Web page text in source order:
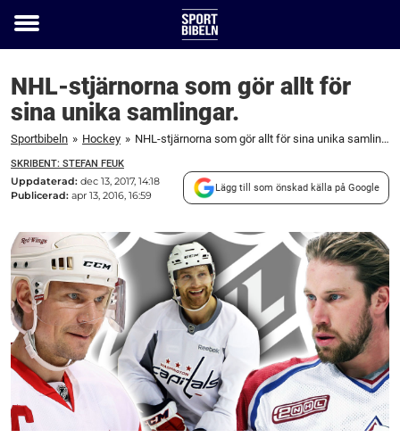
Toggle
NHL-stjärnorna som gör allt för
sina unika samlingar.
Sportbibeln » Hockey » NHL-stjärnorna som gör allt för sina unika samlingar.
SKRIBENT: STEFAN FEUK
Uppdaterad: dec 13, 2017, 14:18
Publicerad: apr 13, 2016, 16:59
Lägg till som önskad källa på Google